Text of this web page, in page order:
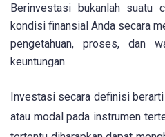
Berinvestasi bukanlah suatu
kondisi finansial Anda secara
pengetahuan, proses, dan
keuntungan.
Investasi secara definisi
atau modal pada instrumen